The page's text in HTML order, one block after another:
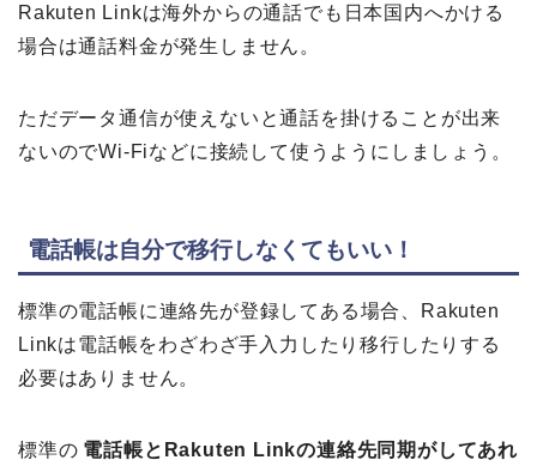
Rakuten Linkは海外からの通話でも日本国内へかける
場合は通話料金が発生しません。
ただデータ通信が使えないと通話を掛けることが出来
ないのでWi-Fiなどに接続して使うようにしましょう。
電話帳は自分で移行しなくてもいい！
標準の電話帳に連絡先が登録してある場合、Rakuten
Linkは電話帳をわざわざ手入力したり移行したりする
必要はありません。
標準の 電話帳とRakuten Linkの連絡先同期がしてあれ